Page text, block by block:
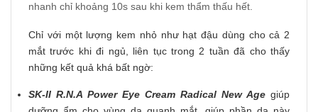
nhanh chỉ khoảng 10s sau khi kem thẩm thấu hết.
Chỉ với một lượng kem nhỏ như hạt đậu dùng cho cả 2
mắt trước khi đi ngủ, liên tục trong 2 tuần đã cho thấy
những kết quả khá bất ngờ:
SK-II R.N.A Power Eye Cream Radical New Age giúp